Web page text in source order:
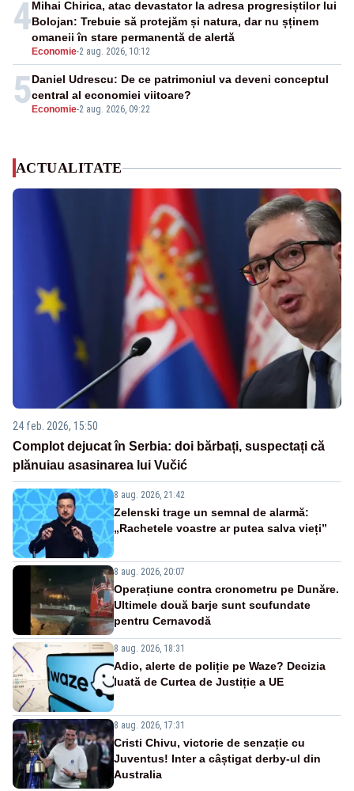
4
Economie-2 aug. 2026, 10:12
Mihai Chirica, atac devastator la adresa progresiștilor lui
Bolojan: Trebuie să protejăm și natura, dar nu șținem
omaneii în stare permanentă de alertă
5 Economie-2 aug. 2026, 09:22
Daniel Udrescu: De ce patrimoniul va deveni conceptul
central al economiei viitoare?
ACTUALITATE
24 feb. 2026, 15:50
Complot dejucat în Serbia: doi bărbați, suspectați că
plănuiau asasinarea lui Vučić
8 aug. 2026, 21:42
Zelenski trage un semnal de alarmă:
„Rachetele voastre ar putea salva vieți”
8 aug. 2026, 20:07
Operațiune contra cronometru pe Dunăre.
Ultimele două barje sunt scufundate
pentru Cernavodă
8 aug. 2026, 18:31
Adio, alerte de poliție pe Waze? Decizia
luată de Curtea de Justiție a UE
8 aug. 2026, 17:31
Cristi Chivu, victorie de senzație cu
Juventus! Inter a câștigat derby-ul din
Australia